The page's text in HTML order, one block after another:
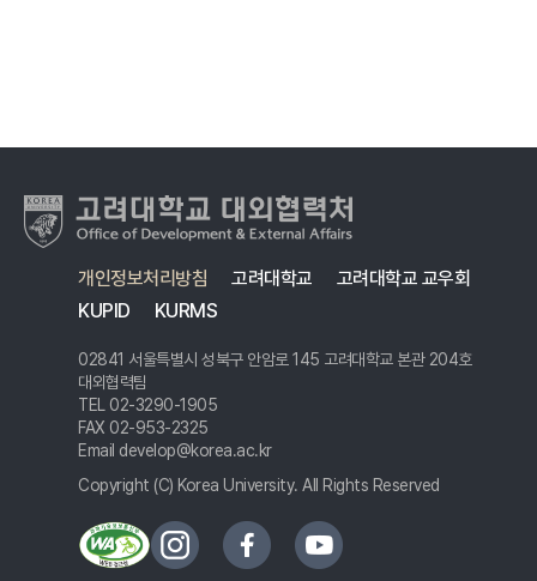
개인정보처리방침 고려대학교
고려대학교 교우회
KUPID
KURMS
02841 서울특별시 성북구 안암로 145 고려대학교 본관 204호
대외협력팀
TEL 02-3290-1905
FAX 02-953-2325
Email develop@korea.ac.kr
Copyright (C) Korea University. All Rights Reserved